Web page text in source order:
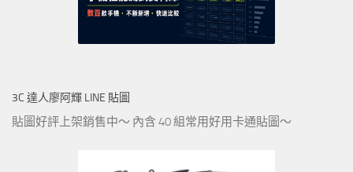
3C 達人廖阿輝 LINE 貼圖
貼圖好評上架銷售中～ 內含 40 組常用好用卡通貼圖～